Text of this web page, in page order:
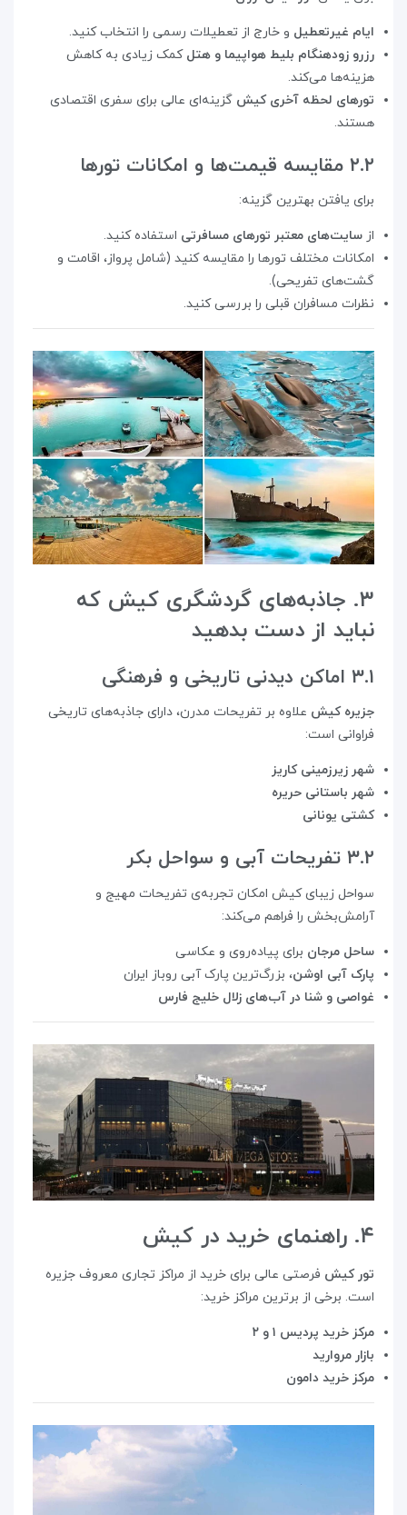
ایام غیرتعطیل و خارج از تعطیلات رسمی را انتخاب کنید.
رزرو زودهنگام بلیط هواپیما و هتل کمک زیادی به کاهش
هزینه‌ها می‌کند.
تورهای لحظه آخری کیش گزینه‌ای عالی برای سفری اقتصادی
هستند.
۲.۲ مقایسه قیمت‌ها و امکانات تورها
برای یافتن بهترین گزینه:
از سایت‌های معتبر تورهای مسافرتی استفاده کنید.
امکانات مختلف تورها را مقایسه کنید (شامل پرواز، اقامت و
گشت‌های تفریحی).
نظرات مسافران قبلی را بررسی کنید.
۳. جاذبه‌های گردشگری کیش که
نباید از دست بدهید
۳.۱ اماکن دیدنی تاریخی و فرهنگی
جزیره کیش علاوه بر تفریحات مدرن، دارای جاذبه‌های تاریخی
فراوانی است:
شهر زیرزمینی کاریز
شهر باستانی حریره
کشتی یونانی
۳.۲ تفریحات آبی و سواحل بکر
سواحل زیبای کیش امکان تجربه‌ی تفریحات مهیج و
آرامش‌بخش را فراهم می‌کند:
ساحل مرجان برای پیاده‌روی و عکاسی
پارک آبی اوشن، بزرگ‌ترین پارک آبی روباز ایران
غواصی و شنا در آب‌های زلال خلیج فارس
۴. راهنمای خرید در کیش
تور کیش فرصتی عالی برای خرید از مراکز تجاری معروف جزیره
است. برخی از برترین مراکز خرید:
مرکز خرید پردیس ۱ و ۲
بازار مروارید
مرکز خرید دامون